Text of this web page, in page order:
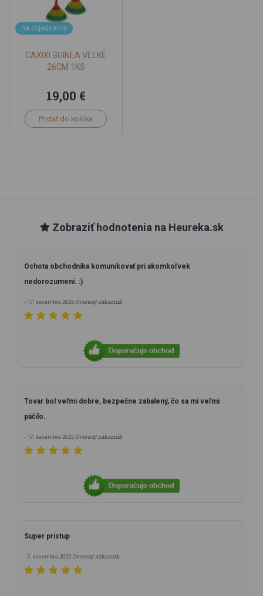
na objednanie
CAXIXI GUINEA VEĽKÉ
26CM 1KS
19,00 €
Pridať do košíka
Zobraziť hodnotenia na Heureka.sk
Ochota obchodníka komunikovať pri akomkoľvek
nedorozumení. :)
- 17. decembra 2025 Overený zákazník
Tovar bol veľmi dobre, bezpečne zabalený, čo sa mi veľmi
páčilo.
- 17. decembra 2025 Overený zákazník
Super prístup
- 7. decembra 2025 Overený zákazník